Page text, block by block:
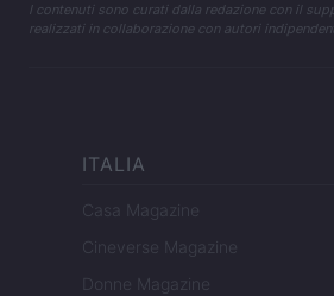
I contenuti sono curati dalla redazione con il
realizzati in collaborazione con autori
ITALIA
Casa Magazine
Cineverse Magazine
Donne Magazine